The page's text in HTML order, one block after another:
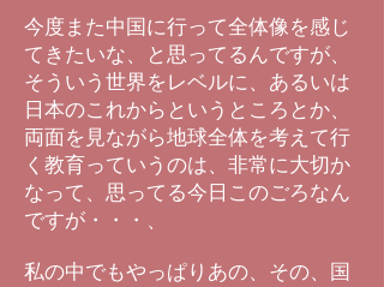
今度また中国に行って全体像を感じ
てきたいな、と思ってるんですが、
そういう世界をレベルに、あるいは
日本のこれからというところとか、
両面を見ながら地球全体を考えて行
く教育っていうのは、非常に大切か
なって、思ってる今日このごろなん
ですが・・・、
私の中でもやっぱりあの、その、国